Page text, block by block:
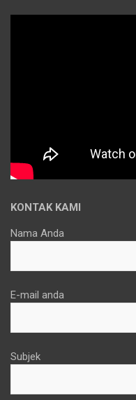
KONTAK KAMI
Nama Anda
E-mail anda
Subjek